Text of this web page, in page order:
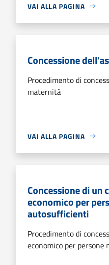
VAI ALLA PAGINA
Concessione
Procedimento di
maternità
VAI ALLA PAGINA
Concessione di un
economico per
autosufficienti
Procedimento di
economico per